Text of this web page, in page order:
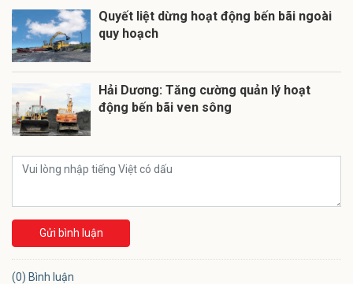
Quyết liệt dừng hoạt động bến bãi ngoài
quy hoạch
Hải Dương: Tăng cường quản lý hoạt
động bến bãi ven sông
Gửi bình luận
(0) Bình luận